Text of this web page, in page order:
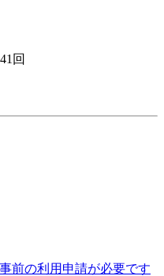
回
前の利用申請が必要です